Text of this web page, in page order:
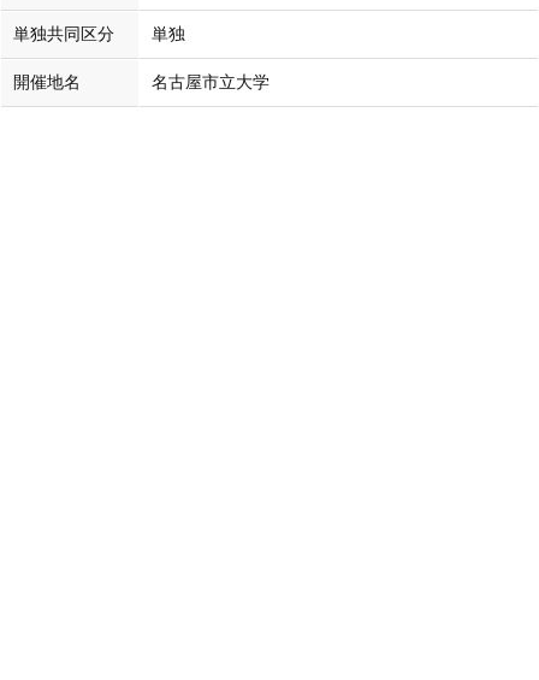
単独共同区分 単独
開催地名 名古屋市立大学